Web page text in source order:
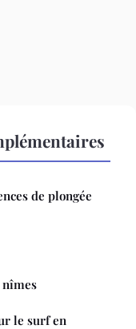
de plongée
nîmes
le surf en